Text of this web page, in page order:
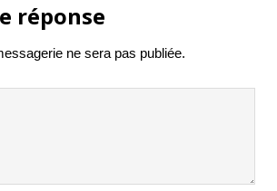
réponse
ne sera pas publiée.